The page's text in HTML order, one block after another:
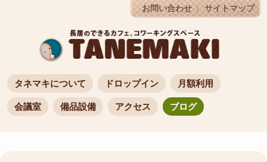
タネマキについて ドロップイン 月額利用
会議室 備品設備 アクセス ブログ
お問い合わせ サイトマップ